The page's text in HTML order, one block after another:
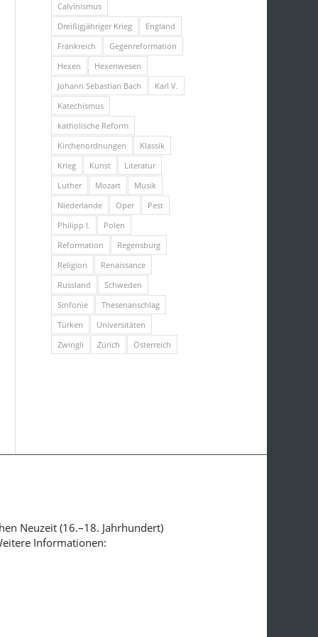
Calvinismus
Dreißigjähriger Krieg
England
Frankreich
Gegenreformation
Hexen
Hexenwesen
Johann Sebastian Bach
Karl V.
Katechismus
katholische Reform
Kirchenordnungen
Klassik
Krieg
Kunst
Literatur
Luther
Mozart
Musik
Niederlande
Oper
Pest
Philipp I.
Polen
Reformation
Regensburg
Religion
Renaissance
Russland
Schweden
Sinfonie
Thesenanschlag
Türken
Universitäten
Zwingli
Zürich Österreich
Neuzeit (16.–18. Jahrhundert)
Informationen: